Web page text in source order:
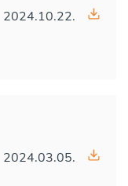
2024.10.22.
2024.03.05.